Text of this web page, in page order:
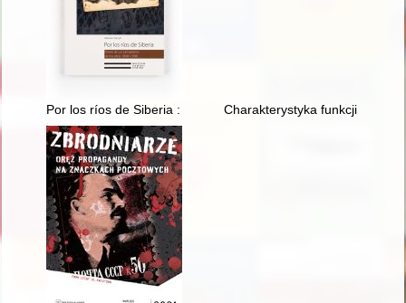
Por los ríos de Siberia : diario de un campesino de los años
Charakterystyka funkcji